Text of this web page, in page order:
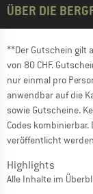
ÜBER DIE
**Der Gutschein gilt
von 80 CHF.
nur einmal pro
anwendbar auf die
sowie Gutscheine.
Codes
veröffentlicht
Highlights
Alle Inhalte im